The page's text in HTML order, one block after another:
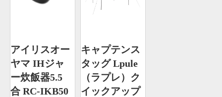
アイリスオー
ヤマ IHジャ
ー炊飯器5.5
合 RC-IKB50
キャプテンス
タッグ Lpule
（ラプレ）ク
イックアップ